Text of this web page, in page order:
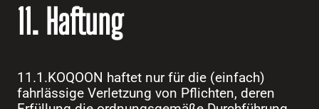
11. Haftung
11.1.KOQOON haftet nur für die (einfach)
fahrlässige Verletzung von Pflichten, deren